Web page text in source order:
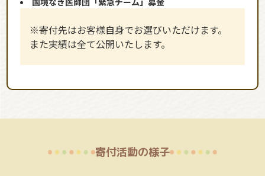
※寄付先はお客様自身でお選びいただけます。
また実績は全て公開いたします。
寄付活動の様子